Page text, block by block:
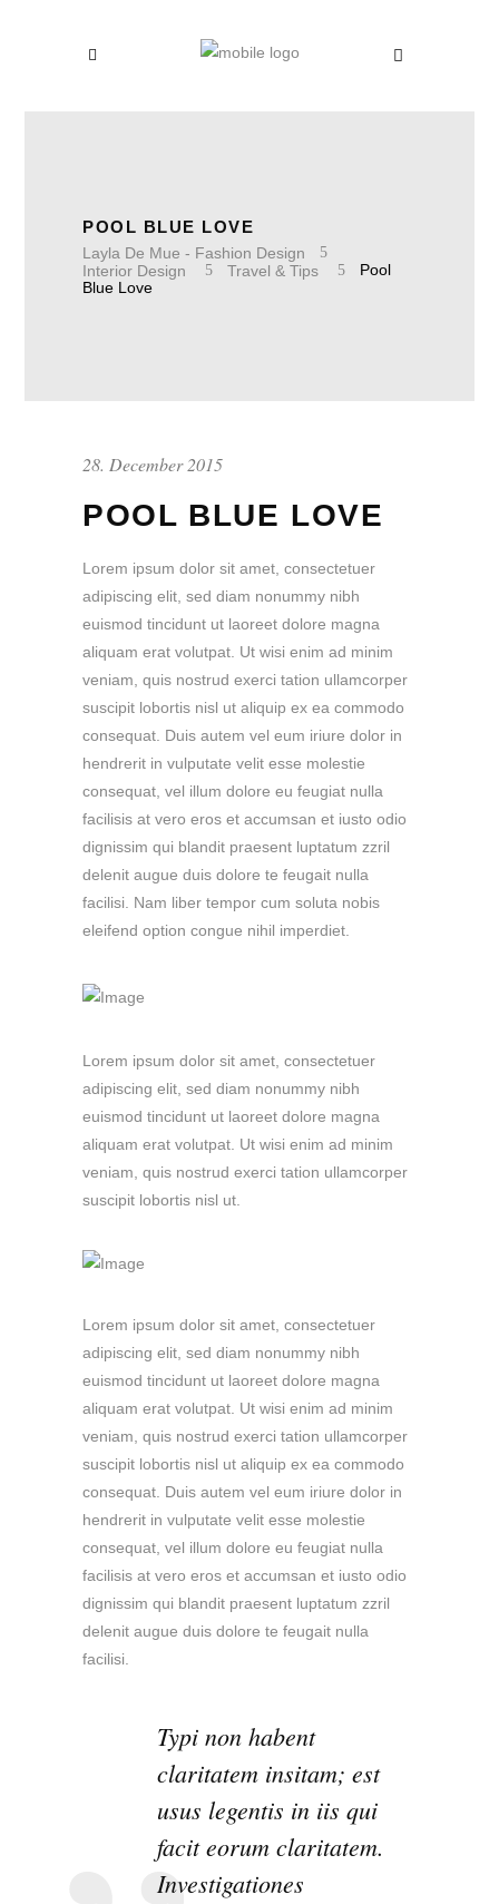
POOL BLUE LOVE
Layla De Mue - Fashion Design
Interior Design
Travel & Tips
Pool
Blue Love
28. December 2015
POOL BLUE LOVE
Lorem ipsum dolor sit amet, consectetuer
adipiscing elit, sed diam nonummy nibh
euismod tincidunt ut laoreet dolore magna
aliquam erat volutpat. Ut wisi enim ad minim
veniam, quis nostrud exerci tation ullamcorper
suscipit lobortis nisl ut aliquip ex ea commodo
consequat. Duis autem vel eum iriure dolor in
hendrerit in vulputate velit esse molestie
consequat, vel illum dolore eu feugiat nulla
facilisis at vero eros et accumsan et iusto odio
dignissim qui blandit praesent luptatum zzril
delenit augue duis dolore te feugait nulla
facilisi. Nam liber tempor cum soluta nobis
eleifend option congue nihil imperdiet.
Lorem ipsum dolor sit amet, consectetuer
adipiscing elit, sed diam nonummy nibh
euismod tincidunt ut laoreet dolore magna
aliquam erat volutpat. Ut wisi enim ad minim
veniam, quis nostrud exerci tation ullamcorper
suscipit lobortis nisl ut.
Lorem ipsum dolor sit amet, consectetuer
adipiscing elit, sed diam nonummy nibh
euismod tincidunt ut laoreet dolore magna
aliquam erat volutpat. Ut wisi enim ad minim
veniam, quis nostrud exerci tation ullamcorper
suscipit lobortis nisl ut aliquip ex ea commodo
consequat. Duis autem vel eum iriure dolor in
hendrerit in vulputate velit esse molestie
consequat, vel illum dolore eu feugiat nulla
facilisis at vero eros et accumsan et iusto odio
dignissim qui blandit praesent luptatum zzril
delenit augue duis dolore te feugait nulla
facilisi.
Typi non habent
claritatem insitam; est
usus legentis in iis qui
facit eorum claritatem.
Investigationes